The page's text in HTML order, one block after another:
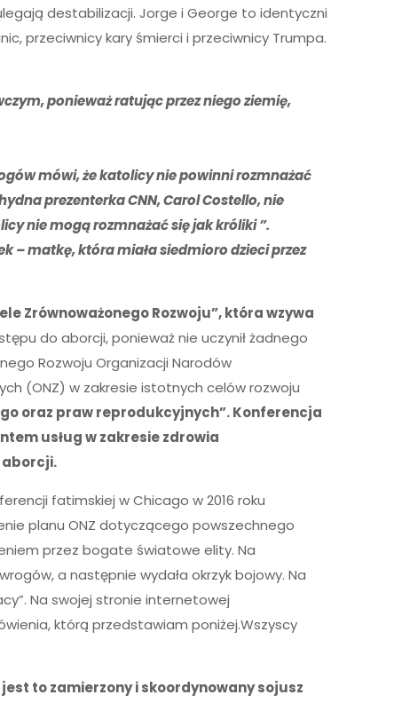
destabilizacji. Jorge i George to identyczni
przeciwnicy kary śmierci i przeciwnicy Trumpa.
ponieważ ratując przez niego ziemię,
mówi, że katolicy nie powinni rozmnażać
prezenterka CNN, Carol Costello, nie
nie mogą rozmnażać się jak króliki ”.
– matkę, która miała siedmioro dzieci przez
Zrównoważonego Rozwoju”, która wzywa
do aborcji, ponieważ nie uczynił żadnego
Rozwoju Organizacji Narodów
(ONZ) w zakresie istotnych celów rozwoju
oraz praw reprodukcyjnych”. Konferencja
usług w zakresie zdrowia
aborcji.
fatimskiej w Chicago w 2016 roku
planu ONZ dotyczącego powszechnego
przez bogate światowe elity. Na
a następnie wydała okrzyk bojowy. Na
Na swojej stronie internetowej
którą przedstawiam poniżej.Wszyscy
to zamierzony i skoordynowany sojusz